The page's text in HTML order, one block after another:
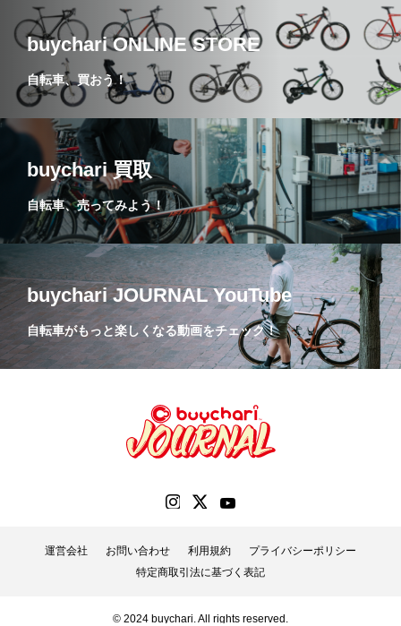
buychari ONLINE STORE
自転車、買おう！
buychari 買取
自転車、売ってみよう！
buychari JOURNAL YouTube
自転車がもっと楽しくなる動画をチェック！
運営会社 お問い合わせ 利用規約
プライバシーポリシー
特定商取引法に基づく表記
© 2024 buychari. All rights reserved.